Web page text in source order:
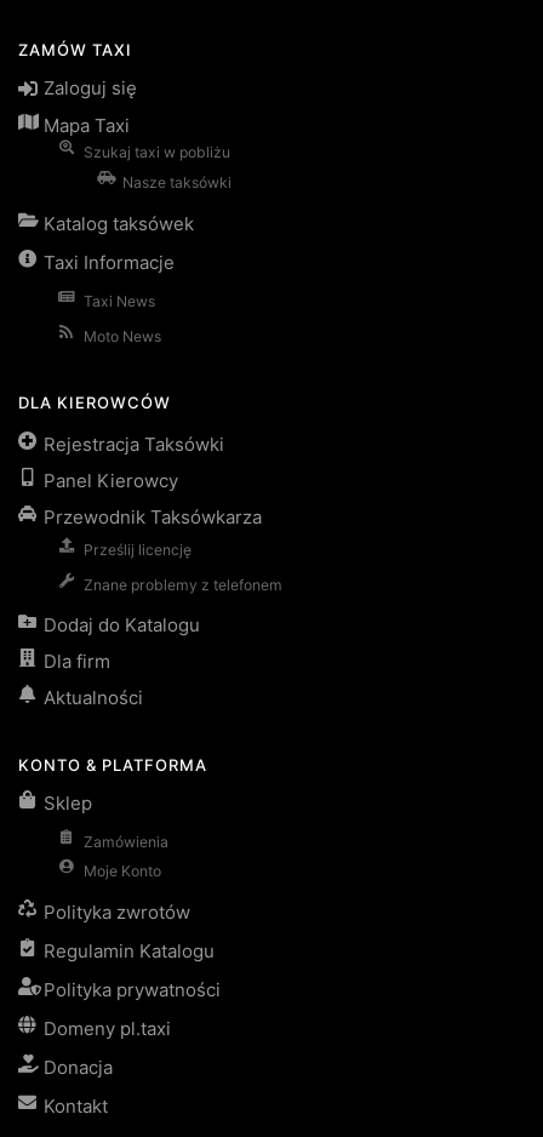
ZAMÓW TAXI
Zaloguj się
Mapa Taxi
Szukaj taxi w pobliżu
Nasze taksówki
Katalog taksówek
Taxi Informacje
Taxi News
Moto News
DLA KIEROWCÓW
Rejestracja Taksówki
Panel Kierowcy
Przewodnik Taksówkarza
Prześlij licencję
Znane problemy z telefonem
Dodaj do Katalogu
Dla firm
Aktualności
KONTO & PLATFORMA
Sklep
Zamówienia
Moje Konto
Polityka zwrotów
Regulamin Katalogu
Polityka prywatności
Domeny pl.taxi
Donacja
Kontakt